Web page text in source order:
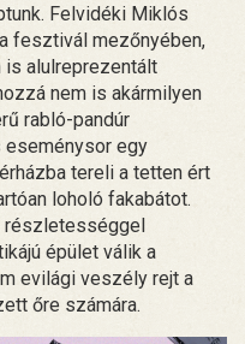
Felvidéki Miklós
fesztivál mezőnyében,
is alulreprezentált
nem is akármilyen
rabló-pandúr
eseménysor egy
tereli a tetten ért
loholó fakabátot.
részletességgel
épület válik a
evilági veszély rejt a
őre számára.